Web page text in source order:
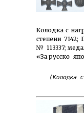
Колодка с
степени 7142;
№ 113337;
«За русско-
(Колодка